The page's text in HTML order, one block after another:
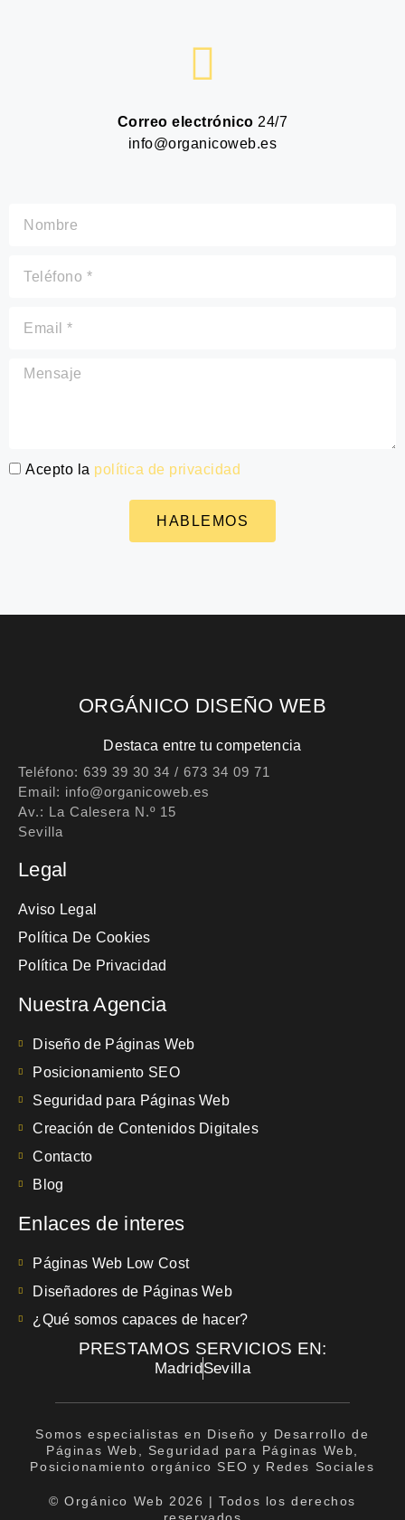
Correo electrónico 24/7
info@organicoweb.es
Acepto la política de privacidad
HABLEMOS
ORGÁNICO DISEÑO WEB
Destaca entre tu competencia
Teléfono: 639 39 30 34 / 673 34 09 71
Email: info@organicoweb.es
Av.: La Calesera N.º 15
Sevilla
Legal
Aviso Legal
Política De Cookies
Política De Privacidad
Nuestra Agencia
Diseño de Páginas Web
Posicionamiento SEO
Seguridad para Páginas Web
Creación de Contenidos Digitales
Contacto
Blog
Enlaces de interes
Páginas Web Low Cost
Diseñadores de Páginas Web
¿Qué somos capaces de hacer?
PRESTAMOS SERVICIOS EN:
Madrid Sevilla
Somos especialistas en Diseño y Desarrollo de
Páginas Web, Seguridad para Páginas Web,
Posicionamiento orgánico SEO y Redes Sociales
© Orgánico Web 2026 | Todos los derechos